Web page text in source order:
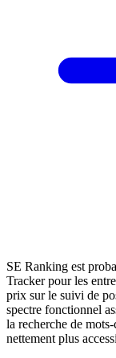
SE Ranking est
Tracker pour les
prix sur le suivi de
spectre fonctionnel
la recherche de
nettement plus